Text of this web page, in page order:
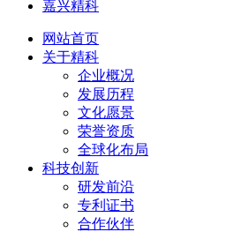
嘉兴精科
网站首页
关于精科
企业概况
发展历程
文化愿景
荣誉资质
全球化布局
科技创新
研发前沿
专利证书
合作伙伴